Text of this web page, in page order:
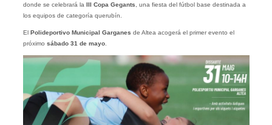
donde se celebrará la III Copa Gegants , una fiesta del fútbol base destinada a
los equipos de categoría querubín.
El Polideportivo Municipal Garganes de Altea acogerá el primer evento el
próximo sábado 31 de mayo.